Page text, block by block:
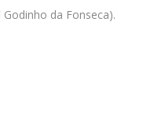
da Fonseca).